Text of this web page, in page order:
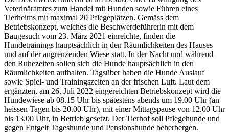
Veterinäramtes zum Handel mit Hunden sowie Führen eines
Tierheims mit maximal 20 Pflegeplätzen. Gemäss dem
Betriebskonzept, welches die Beschwerdeführerin mit dem
Baugesuch vom 23. März 2021 einreichte, finden die
Hundetrainings hauptsächlich in den Räumlichkeiten des Hauses
und auf der angrenzenden Wiese statt. In der Nacht und während
den Ruhezeiten sollen sich die Hunde hauptsächlich in den
Räumlichkeiten aufhalten. Tagsüber haben die Hunde Auslauf
sowie Spiel- und Trainingszeiten an der frischen Luft. Laut dem
ergänzten, am 26. Juli 2022 eingereichten Betriebskonzept wird die
Hundewiese ab 08.15 Uhr bis spätestens abends um 19.00 Uhr (an
heissen Tagen bis 20.00 Uhr), mit einer Mittagspause von 12.00 Uhr
bis 13.00 Uhr, in Betrieb gesetzt. Der Tierhof soll Pflegehunde und
gegen Entgelt Tageshunde und Pensionshunde beherbergen.